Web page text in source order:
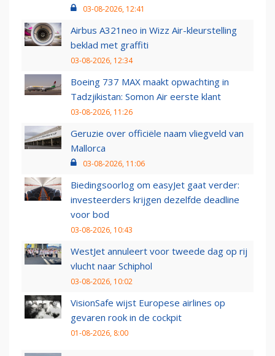
03-08-2026, 12:41
Airbus A321neo in Wizz Air-kleurstelling
beklad met graffiti
03-08-2026, 12:34
Boeing 737 MAX maakt opwachting in
Tadzjikistan: Somon Air eerste klant
03-08-2026, 11:26
Geruzie over officiële naam vliegveld van
Mallorca
03-08-2026, 11:06
Biedingsoorlog om easyJet gaat verder:
investeerders krijgen dezelfde deadline
voor bod
03-08-2026, 10:43
WestJet annuleert voor tweede dag op rij
vlucht naar Schiphol
03-08-2026, 10:02
VisionSafe wijst Europese airlines op
gevaren rook in de cockpit
01-08-2026, 8:00